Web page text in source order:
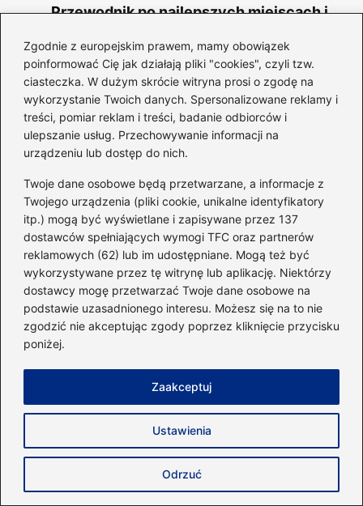
Zgodnie z europejskim prawem, mamy obowiązek
poinformować Cię jak działają pliki "cookies", czyli tzw.
ciasteczka. W dużym skrócie witryna prosi o zgodę na
wykorzystanie Twoich danych. Spersonalizowane reklamy i
treści, pomiar reklam i treści, badanie odbiorców i
ulepszanie usług. Przechowywanie informacji na
urządzeniu lub dostęp do nich.
Twoje dane osobowe będą przetwarzane, a informacje z
Twojego urządzenia (pliki cookie, unikalne identyfikatory
itp.) mogą być wyświetlane i zapisywane przez 137
dostawców spełniających wymogi TFC oraz partnerów
reklamowych (62) lub im udostępniane. Mogą też być
wykorzystywane przez tę witrynę lub aplikację. Niektórzy
dostawcy mogę przetwarzać Twoje dane osobowe na
podstawie uzasadnionego interesu. Możesz się na to nie
zgodzić nie akceptując zgody poprzez kliknięcie przycisku
poniżej.
Ustawienia
Odrzuć
Zaakceptuj
Przewodnik po najlepszych miejscach i
Przewodnik krok po kroku: jak
skutecznie napisać wniosek o
dofinansowanie klubu sportowego
Co daje sportowe zawieszenie? Odkryj
Skuteczne strategie, jak biegać 10×10 i
osiągnąć swoje cele biegowe
Kto stoi za sukcesami skoczków?
Odkrywamy tajemnice trenerów
Biografia trenera siatkówki
Osiągnięcia i wyniki reprezentacji
Reakcje kibiców i mediów
Styl gry i filozofia treningowa
Trener reprezentacji Polski w siatkówce